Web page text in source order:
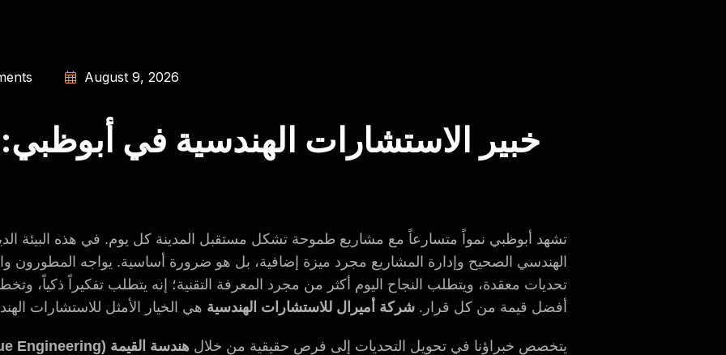
August 9, 2026
خبير الاستشارات الهندسية في
تشهد أبوظبي نمواً متسارعاً مع مشاريع طموحة تشكل مستقبل المدينة كل يوم. في هذه البيئة
الهندسي الصحيح وإدارة المشاريع مجرد ميزة إضافية، بل هو ضرورة أساسية. يواجه المطورون
تحديات معقدة، ويتطلب النجاح اليوم أكثر من مجرد المعرفة التقنية؛ إنه يتطلب تفكيراً ذكياً،
أفضل قيمة من كل قرار.شركة أميرال للاستشارات الهندسية هي الخيار الأمثل للاستشارات
يتخصص خبراؤنا في تحويل التحديات إلى فرص حقيقية من خلال هندسة القيمة (Value Engineering)